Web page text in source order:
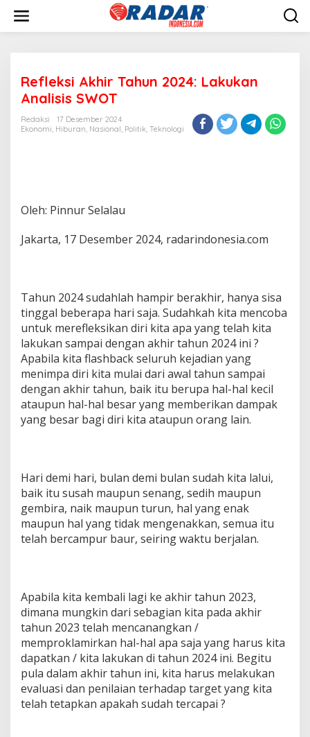
w
Refleksi Akhir Tahun 2024: Lakukan
Analisis SWOT
Redaksi
17 Desember 2024
Ekonomi, Hiburan, Nasional, Politik, Teknologi
Oleh: Pinnur Selalau
Jakarta, 17 Desember 2024, radarindonesia.com
Tahun 2024 sudahlah hampir berakhir, hanya sisa
tinggal beberapa hari saja. Sudahkah kita mencoba
untuk merefleksikan diri kita apa yang telah kita
lakukan sampai dengan akhir tahun 2024 ini ?
Apabila kita flashback seluruh kejadian yang
menimpa diri kita mulai dari awal tahun sampai
dengan akhir tahun, baik itu berupa hal-hal kecil
ataupun hal-hal besar yang memberikan dampak
yang besar bagi diri kita ataupun orang lain.
Hari demi hari, bulan demi bulan sudah kita lalui,
baik itu susah maupun senang, sedih maupun
gembira, naik maupun turun, hal yang enak
maupun hal yang tidak mengenakkan, semua itu
telah bercampur baur, seiring waktu berjalan.
Apabila kita kembali lagi ke akhir tahun 2023,
dimana mungkin dari sebagian kita pada akhir
tahun 2023 telah mencanangkan /
memproklamirkan hal-hal apa saja yang harus kita
dapatkan / kita lakukan di tahun 2024 ini. Begitu
pula dalam akhir tahun ini, kita harus melakukan
evaluasi dan penilaian terhadap target yang kita
telah tetapkan apakah sudah tercapai ?